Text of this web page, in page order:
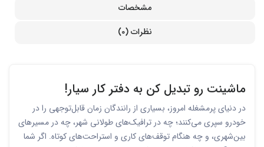
مشخصات
نظرات (0)
ماشینت رو تبدیل کن به دفتر کار سیار!
در دنیای پرمشغله امروز، بسیاری از رانندگان زمان قابل‌توجهی را در
خودرو سپری می‌کنند؛ چه در ترافیک‌های طولانی شهر، چه در مسیرهای
بین‌شهری، و چه هنگام توقف‌های کاری و استراحت‌های کوتاه. اگر شما